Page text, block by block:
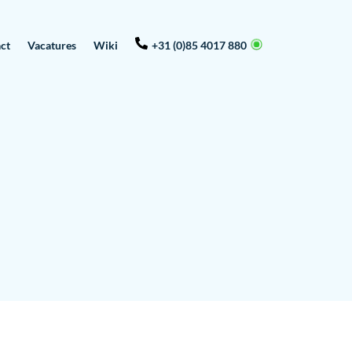
Vacatures Wiki +31 (0)85 4017 880